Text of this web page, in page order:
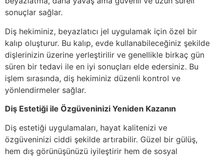
sonuçlar sağlar.
Diş hekiminiz, beyazlatıcı jel uygulamak için özel bir
kalıp oluşturur. Bu kalıp, evde kullanabileceğiniz şekilde
dişlerinizin üzerine yerleştirilir ve genellikle birkaç gün
süren bir tedavi ile en iyi sonuçları elde edersiniz. Bu
işlem sırasında, diş hekiminiz düzenli kontrol ve
yönlendirmeler sağlar.
Diş Estetiği ile Özgüveninizi Yeniden Kazanın
Diş estetiği uygulamaları, hayat kalitenizi ve
özgüveninizi ciddi şekilde artırabilir. Güzel bir gülüş,
hem dış görünüşünüzü iyileştirir hem de sosyal